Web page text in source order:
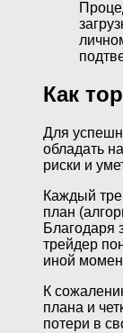
Как
Для
обладать
риски и
Каждый
план
Благодаря
трейдер
иной
К
плана и
потери в